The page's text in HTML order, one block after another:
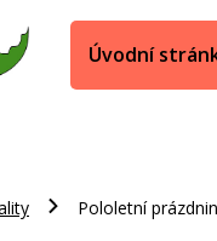
Úvodní
Pololetní